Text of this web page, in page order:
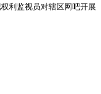
利监视员对辖区网吧开展